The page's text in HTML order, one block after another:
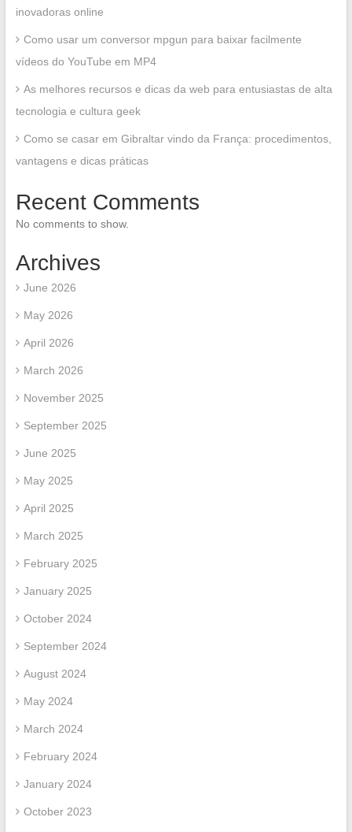
inovadoras online
Como usar um conversor mpgun para baixar facilmente
vídeos do YouTube em MP4
As melhores recursos e dicas da web para entusiastas de alta
tecnologia e cultura geek
Como se casar em Gibraltar vindo da França: procedimentos,
vantagens e dicas práticas
Recent Comments
No comments to show.
Archives
June 2026
May 2026
April 2026
March 2026
November 2025
September 2025
June 2025
May 2025
April 2025
March 2025
February 2025
January 2025
October 2024
September 2024
August 2024
May 2024
March 2024
February 2024
January 2024
October 2023